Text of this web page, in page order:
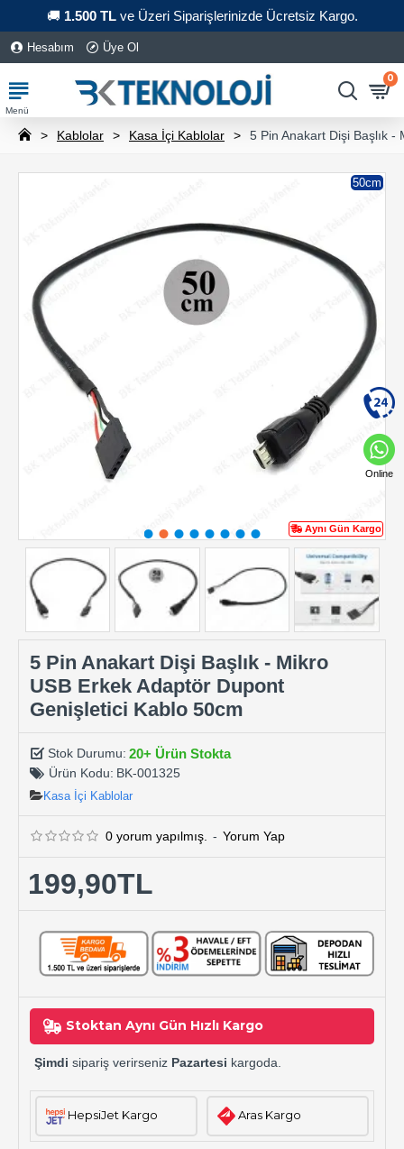
🚚 1.500 TLve Üzeri Siparişlerinizde Ücretsiz Kargo.
Hesabım Üye Ol
0
Kablolar Kasa İçi Kablolar 5 Pin Anakart Dişi Başlık
Aynı Gün Kargo
50cm
5 Pin Anakart Dişi Başlık - Mikro
USB Erkek Adaptör Dupont
Genişletici Kablo 50cm
Stok Durumu: 20+ Ürün Stokta
Ürün Kodu: BK-001325
Kasa İçi Kablolar
0 yorum yapılmış. - Yorum Yap
199,90TL
Stoktan Aynı Gün Hızlı Kargo
Şimdi sipariş verirseniz Pazartesi kargoda.
HepsiJet Kargo Aras Kargo
Online